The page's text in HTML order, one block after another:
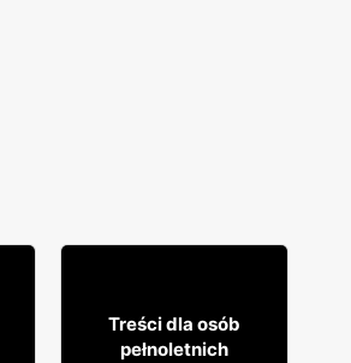
599
Treści dla osób
pełnoletnich